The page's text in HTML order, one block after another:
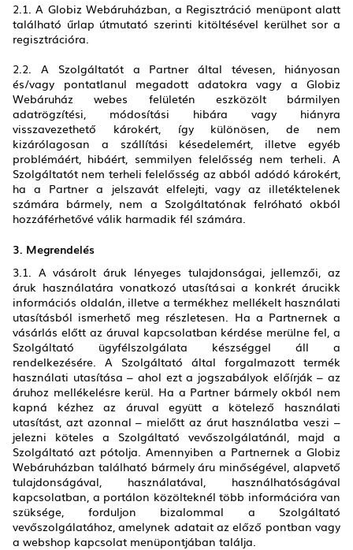
2.1. A Globiz Webáruházban, a Regisztráció menüpont alatt
található űrlap útmutató szerinti kitöltésével kerülhet sor a
regisztrációra.
2.2. A Szolgáltatót a Partner által tévesen, hiányosan
és/vagy pontatlanul megadott adatokra vagy a Globiz
Webáruház webes felületén eszközölt bármilyen
adatrögzítési, módosítási hibára vagy hiányra
visszavezethető károkért, így különösen, de nem
kizárólagosan a szállítási késedelemért, illetve egyéb
problémáért, hibáért, semmilyen felelősség nem terheli. A
Szolgáltatót nem terheli felelősség az abból adódó károkért,
ha a Partner a jelszavát elfelejti, vagy az illetéktelenek
számára bármely, nem a Szolgáltatónak felróható okból
hozzáférhetővé válik harmadik fél számára.
3. Megrendelés
3.1. A vásárolt áruk lényeges tulajdonságai, jellemzői, az
áruk használatára vonatkozó utasításai a konkrét árucikk
információs oldalán, illetve a termékhez mellékelt használati
utasításból ismerhető meg részletesen. Ha a Partnernek a
vásárlás előtt az áruval kapcsolatban kérdése merülne fel, a
Szolgáltató ügyfélszolgálata készséggel áll a
rendelkezésére. A Szolgáltató által forgalmazott termék
használati utasítása – ahol ezt a jogszabályok előírják – az
áruhoz mellékelésre kerül. Ha a Partner bármely okból nem
kapná kézhez az áruval együtt a kötelező használati
utasítást, azt azonnal – mielőtt az árut használatba veszi –
jelezni köteles a Szolgáltató vevőszolgálatánál, majd a
Szolgáltató azt pótolja. Amennyiben a Partnernek a Globiz
Webáruházban található bármely áru minőségével, alapvető
tulajdonságával, használatával, használhatóságával
kapcsolatban, a portálon közölteknél több információra van
szüksége, forduljon bizalommal a Szolgáltató
vevőszolgálatához, amelynek adatait az előző pontban vagy
a webshop kapcsolat menüpontjában találja.